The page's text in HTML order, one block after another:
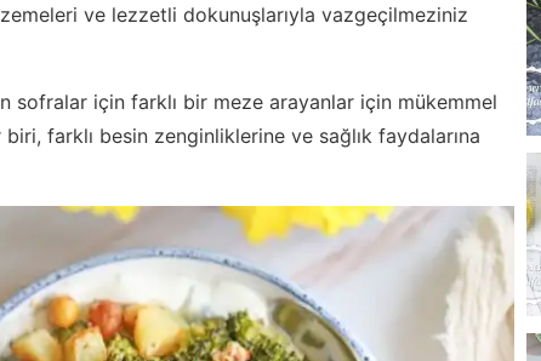
ve lezzetli dokunuşlarıyla vazgeçilmeziniz
sofralar için farklı bir meze arayanlar için mükemmel
farklı besin zenginliklerine ve sağlık faydalarına